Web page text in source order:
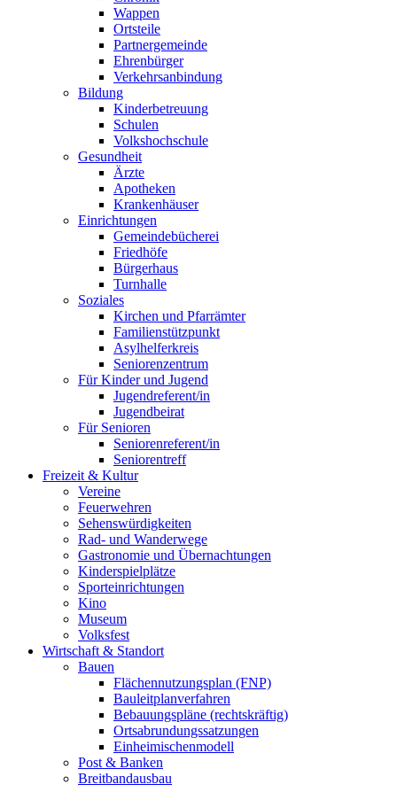
Wappen
Ortsteile
Partnergemeinde
Ehrenbürger
Verkehrsanbindung
Bildung
Kinderbetreuung
Schulen
Volkshochschule
Gesundheit
Ärzte
Apotheken
Krankenhäuser
Einrichtungen
Gemeindebücherei
Friedhöfe
Bürgerhaus
Turnhalle
Soziales
Kirchen und Pfarrämter
Familienstützpunkt
Asylhelferkreis
Seniorenzentrum
Für Kinder und Jugend
Jugendreferent/in
Jugendbeirat
Für Senioren
Seniorenreferent/in
Seniorentreff
Freizeit & Kultur
Vereine
Feuerwehren
Sehenswürdigkeiten
Rad- und Wanderwege
Gastronomie und Übernachtungen
Kinderspielplätze
Sporteinrichtungen
Kino
Museum
Volksfest
Wirtschaft & Standort
Bauen
Flächennutzungsplan (FNP)
Bauleitplanverfahren
Bebauungspläne (rechtskräftig)
Ortsabrundungssatzungen
Einheimischenmodell
Post & Banken
Breitbandausbau